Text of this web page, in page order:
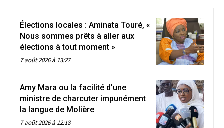
Élections locales : Aminata Touré, «
Nous sommes prêts à aller aux
élections à tout moment »
7 août 2026 à 13:27
Amy Mara ou la facilité d’une
ministre de charcuter impunément
la langue de Molière
7 août 2026 à 12:18